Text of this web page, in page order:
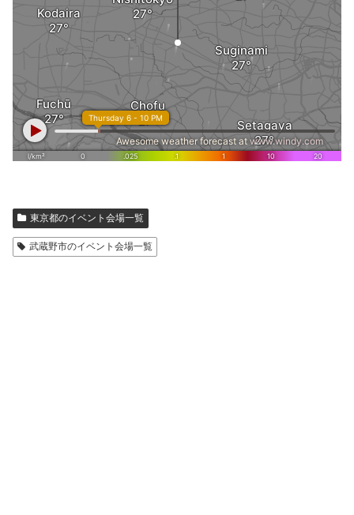
東京都のイベント会場一覧
武蔵野市のイベント会場一覧